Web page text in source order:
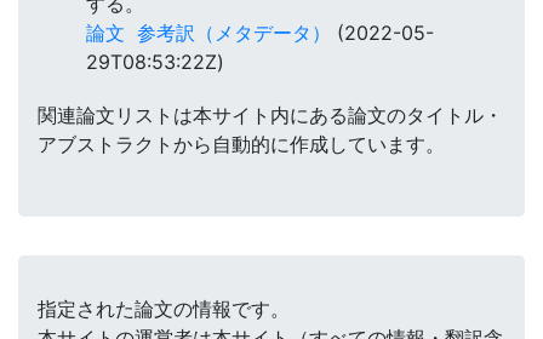
論文 参考訳（メタデータ）
(2022-05-
29T08:53:22Z)
関連論文リストは本サイト内にある論文のタイトル・
アブストラクトから自動的に作成しています。
指定された論文の情報です。